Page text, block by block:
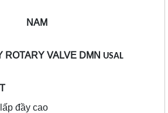
NAM
ROTARY VALVE DMN USAL
đầy cao